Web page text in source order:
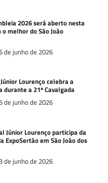
2026 será aberto nesta
melhor do São João
de junho de 2026
Lourenço celebra a
a 21ª Cavalgada
de junho de 2026
Júnior Lourenço participa da
ExpoSertão em São João dos
de junho de 2026